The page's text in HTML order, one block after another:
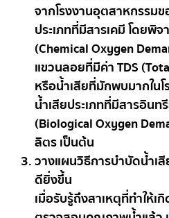
จากโรงงานอุตสาหกรรม
ประเภทที่มีสารเคมี โดยพิ
(Chemical Oxygen
แขวนลอยที่มีค่า TDS
หรือน้ำเสียที่มักพบมากใน
น้ำเสียประเภทที่มีสารอินท
(Biological Oxygen
ลิตร เป็นต้น
วางแผนวิธีการบำบัดน้ำเ
ดียิ่งขึ้น
เมื่อรับรู้ถึงสาเหตุที่ทำให้